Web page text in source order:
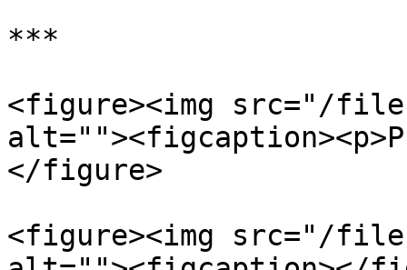
***
<figure><img src="/files/
</figure>
<figure><img src="/files/